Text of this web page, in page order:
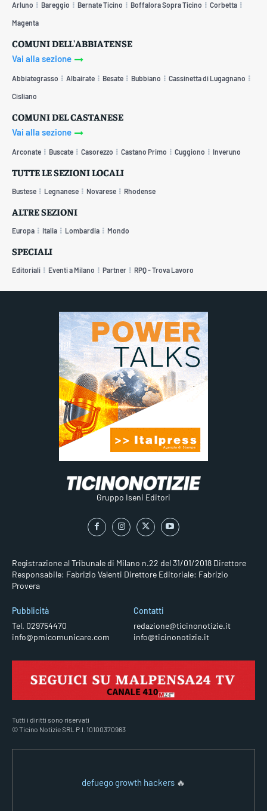
Arluno Bareggio Bernate Ticino Boffalora Sopra Ticino Corbetta
Magenta
COMUNI DELL'ABBIATENSE
Vai alla sezione
Abbiategrasso Albairate Besate Bubbiano Cassinetta di Lugagnano
Cisliano
COMUNI DEL CASTANESE
Vai alla sezione
Arconate Buscate Casorezzo Castano Primo Cuggiono Inveruno
TUTTE LE SEZIONI LOCALI
Bustese Legnanese Novarese Rhodense
ALTRE SEZIONI
Europa Italia Lombardia Mondo
SPECIALI
Editoriali Eventi a Milano Partner RPQ - Trova Lavoro
Gruppo Iseni Editori
Registrazione al Tribunale di Milano n.22 del 31/01/2018 Direttore
Responsabile: Fabrizio Valenti Direttore Editoriale: Fabrizio
Provera
Pubblicità
Tel. 029754470
info@pmicomunicare.com
Contatti
redazione@ticinonotizie.it
info@ticinonotizie.it
Tutti i diritti sono riservati
© Ticino Notizie SRL P.I. 10100370963
defuego growth hackers 🔥